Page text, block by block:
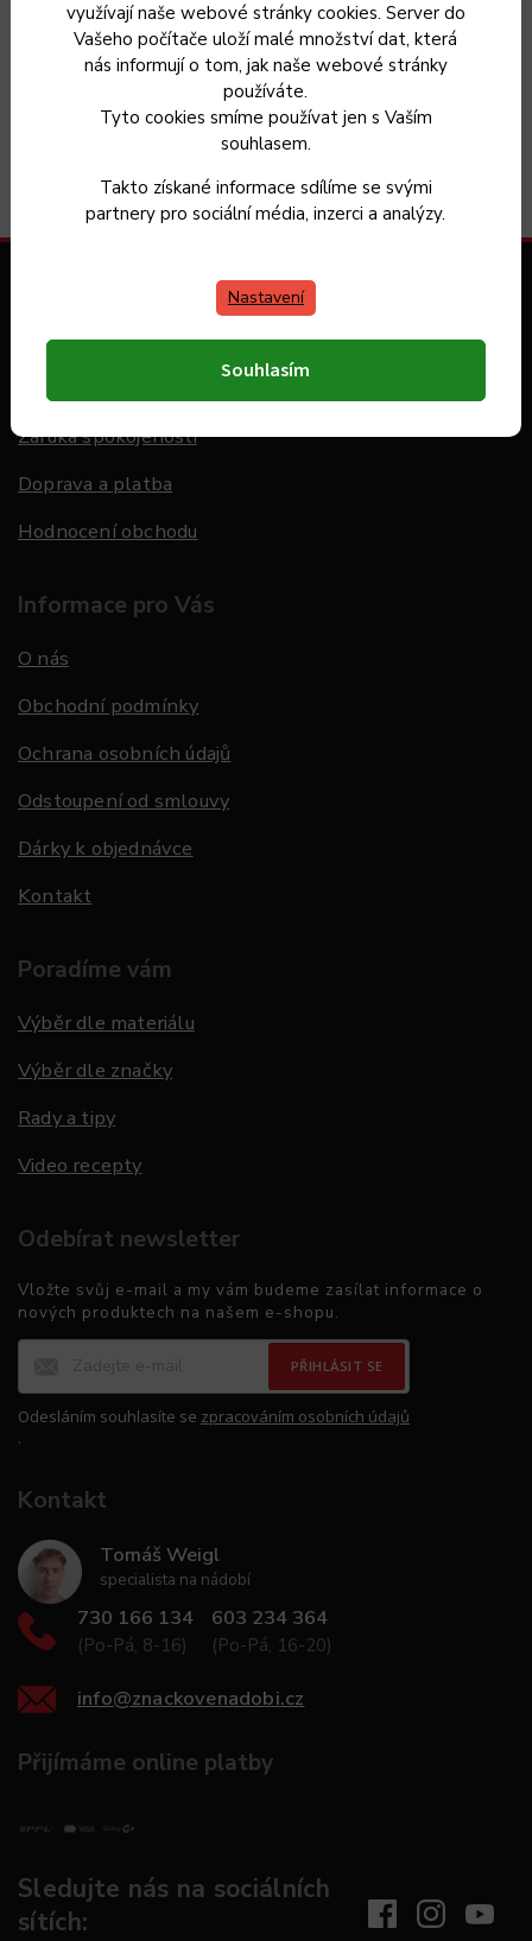
využívají naše webové stránky cookies. Server do
Vašeho počítače uloží malé množství dat, která
nás informují o tom, jak naše webové stránky
používáte.
Tyto cookies smíme používat jen s Vaším
souhlasem.
Takto získané informace sdílíme se svými
partnery pro sociální média, inzerci a analýzy.
Nastavení
Souhlasím
Máme 20 let zkušeností s výrobou nádobí a vybíráme
Vás jen ověřené produkty
Kontakt
Záruka spokojenosti
Doprava a platba
Hodnocení obchodu
Informace pro Vás
O nás
Obchodní podmínky
Ochrana osobních údajů
Odstoupení od smlouvy
Dárky k objednávce
Kontakt
Poradíme vám
Výběr dle materiálu
Výběr dle značky
Rady a tipy
Video recepty
Odebírat newsletter
Vložte svůj e-mail a my vám budeme zasílat informace o
nových produktech na našem e-shopu.
PŘIHLÁSIT SE
Odesláním souhlasíte se zpracováním osobních údajů
.
Kontakt
Tomáš Weigl
specialista na nádobí
730 166 134
(Po-Pá, 8-16)
603 234 364
(Po-Pá, 16-20)
info@znackovenadobi.cz
Přijímáme online platby
Sledujte nás na sociálních
sítích: